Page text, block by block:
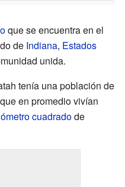
que se encuentra en el
de Indiana, Estados
unida.
tenía una población de
en promedio vivían
cuadradode